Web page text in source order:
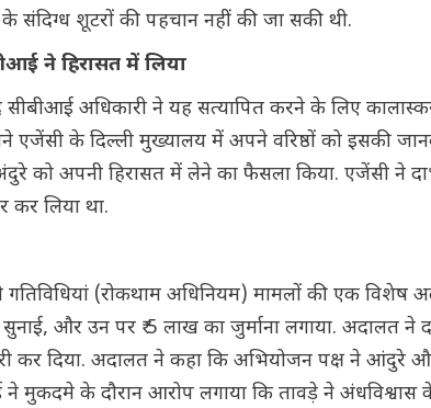
शूटरों की पहचान नहीं की जा सकी थी.
ने हिरासत में लिया
सीबीआई अधिकारी ने यह सत्यापित करने के लिए
एजेंसी के दिल्ली मुख्यालय में अपने वरिष्ठों को इसकी
को अपनी हिरासत में लेने का फैसला किया. एजेंसी ने
कर लिया था.
गतिविधियां (रोकथाम अधिनियम) मामलों की एक
और उन पर ₹ 5 लाख का जुर्माना लगाया. अदालत ने
कर दिया. अदालत ने कहा कि अभियोजन पक्ष ने
ने मुकदमे के दौरान आरोप लगाया कि तावड़े ने